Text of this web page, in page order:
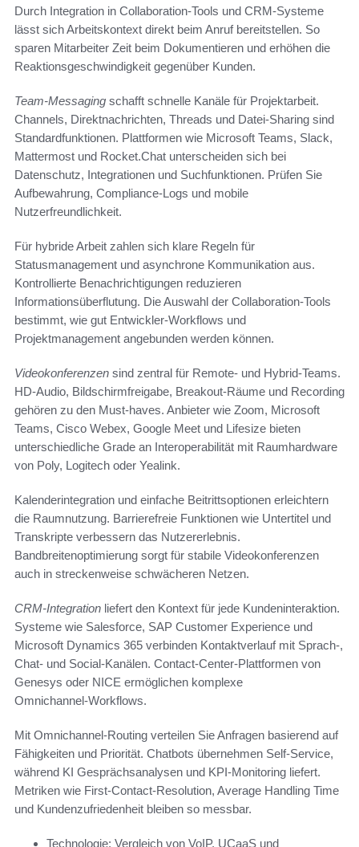
Durch Integration in Collaboration-Tools und CRM-Systeme
lässt sich Arbeitskontext direkt beim Anruf bereitstellen. So
sparen Mitarbeiter Zeit beim Dokumentieren und erhöhen die
Reaktionsgeschwindigkeit gegenüber Kunden.
Team‑Messaging schafft schnelle Kanäle für Projektarbeit.
Channels, Direktnachrichten, Threads und Datei‑Sharing sind
Standardfunktionen. Plattformen wie Microsoft Teams, Slack,
Mattermost und Rocket.Chat unterscheiden sich bei
Datenschutz, Integrationen und Suchfunktionen. Prüfen Sie
Aufbewahrung, Compliance‑Logs und mobile
Nutzerfreundlichkeit.
Für hybride Arbeit zahlen sich klare Regeln für
Statusmanagement und asynchrone Kommunikation aus.
Kontrollierte Benachrichtigungen reduzieren
Informationsüberflutung. Die Auswahl der Collaboration-Tools
bestimmt, wie gut Entwickler‑Workflows und
Projektmanagement angebunden werden können.
Videokonferenzen sind zentral für Remote‑ und Hybrid‑Teams.
HD‑Audio, Bildschirmfreigabe, Breakout‑Räume und Recording
gehören zu den Must‑haves. Anbieter wie Zoom, Microsoft
Teams, Cisco Webex, Google Meet und Lifesize bieten
unterschiedliche Grade an Interoperabilität mit Raumhardware
von Poly, Logitech oder Yealink.
Kalenderintegration und einfache Beitrittsoptionen erleichtern
die Raumnutzung. Barrierefreie Funktionen wie Untertitel und
Transkripte verbessern das Nutzererlebnis.
Bandbreitenoptimierung sorgt für stabile Videokonferenzen
auch in streckenweise schwächeren Netzen.
CRM‑Integration liefert den Kontext für jede Kundeninteraktion.
Systeme wie Salesforce, SAP Customer Experience und
Microsoft Dynamics 365 verbinden Kontaktverlauf mit Sprach-,
Chat‑ und Social‑Kanälen. Contact‑Center‑Plattformen von
Genesys oder NICE ermöglichen komplexe
Omnichannel‑Workflows.
Mit Omnichannel‑Routing verteilen Sie Anfragen basierend auf
Fähigkeiten und Priorität. Chatbots übernehmen Self‑Service,
während KI Gesprächsanalysen und KPI‑Monitoring liefert.
Metriken wie First‑Contact‑Resolution, Average Handling Time
und Kundenzufriedenheit bleiben so messbar.
Technologie: Vergleich von VoIP, UCaaS und